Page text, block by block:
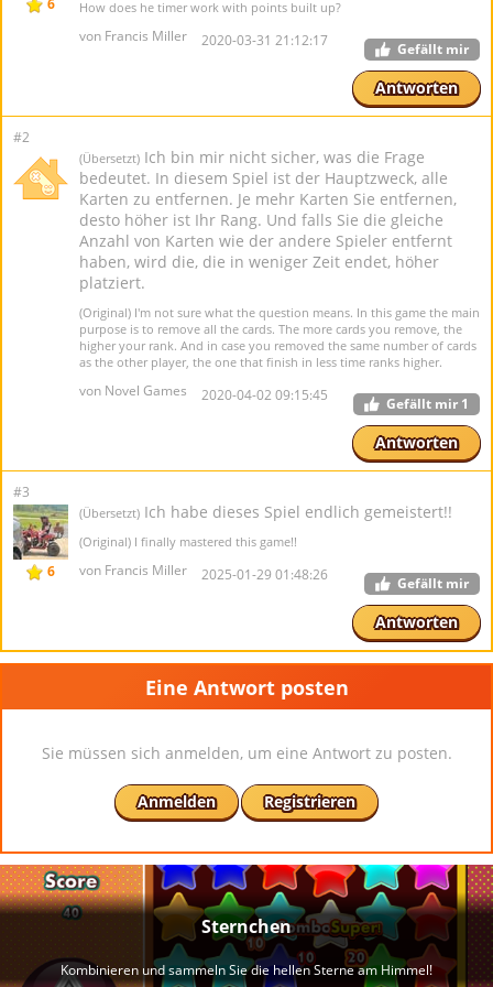
6
How does he timer work with points built up?
von Francis Miller 2020-03-31 21:12:17 Gefällt mir
Antworten
#2
(Übersetzt) Ich bin mir nicht sicher, was die Frage
bedeutet. In diesem Spiel ist der Hauptzweck, alle
Karten zu entfernen. Je mehr Karten Sie entfernen,
desto höher ist Ihr Rang. Und falls Sie die gleiche
Anzahl von Karten wie der andere Spieler entfernt
haben, wird die, die in weniger Zeit endet, höher
platziert.
(Original) I'm not sure what the question means. In this game the main
purpose is to remove all the cards. The more cards you remove, the
higher your rank. And in case you removed the same number of cards
as the other player, the one that finish in less time ranks higher.
von Novel Games 2020-04-02 09:15:45 Gefällt mir 1
Antworten
#3
6
(Übersetzt) Ich habe dieses Spiel endlich gemeistert!!
(Original) I finally mastered this game!!
von Francis Miller 2025-01-29 01:48:26 Gefällt mir
Antworten
Eine Antwort posten
Sie müssen sich anmelden, um eine Antwort zu posten.
Anmelden Registrieren